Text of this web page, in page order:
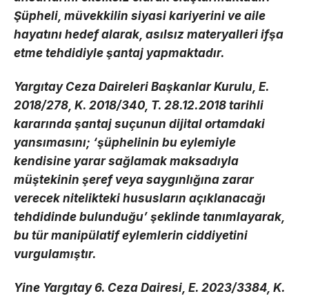
Şüpheli, müvekkilin siyasi kariyerini ve aile
hayatını hedef alarak, asılsız materyalleri ifşa
etme tehdidiyle şantaj yapmaktadır.
Yargıtay Ceza Daireleri Başkanlar Kurulu, E.
2018/278, K. 2018/340, T. 28.12.2018 tarihli
kararında şantaj suçunun dijital ortamdaki
yansımasını; ‘şüphelinin bu eylemiyle
kendisine yarar sağlamak maksadıyla
müştekinin şeref veya saygınlığına zarar
verecek nitelikteki hususların açıklanacağı
tehdidinde bulunduğu’ şeklinde tanımlayarak,
bu tür manipülatif eylemlerin ciddiyetini
vurgulamıştır.
Yine Yargıtay 6. Ceza Dairesi, E. 2023/3384, K.